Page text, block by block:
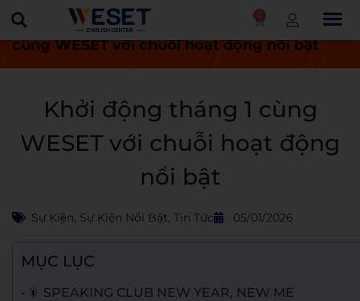
0
Trang chủ Tin tức
Khởi động tháng 1
cùng WESET với chuỗi hoạt động nổi bật
Khởi động tháng 1 cùng
WESET với chuỗi hoạt động
nổi bật
Sự Kiện, Sự Kiện Nổi Bật, Tin Tức 05/01/2026
MỤC LỤC
🎇 SPEAKING CLUB NEW YEAR, NEW ME